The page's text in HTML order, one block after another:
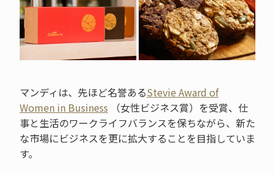
マンディは、先ほど名誉あるStevie Award of
Women in Business （女性ビジネス賞）を受賞、仕
事と生活のワークライフバランスを保ちながら、新た
な市場にビジネスを更に拡大することを目指していま
す。